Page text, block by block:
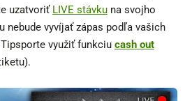
uzatvoriť LIVE stávku na svojho
nebude vyvíjať zápas podľa vašich
využiť funkciu cash out